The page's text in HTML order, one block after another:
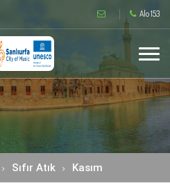
Alo 153
Sıfır Atık Kasım